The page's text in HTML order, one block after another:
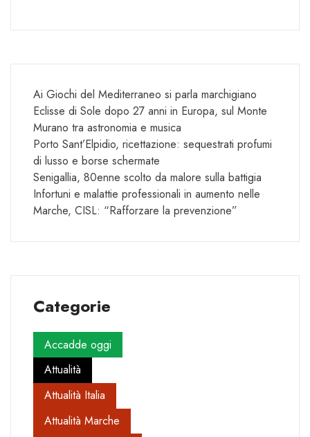
Ai Giochi del Mediterraneo si parla marchigiano
Eclisse di Sole dopo 27 anni in Europa, sul Monte
Murano tra astronomia e musica
Porto Sant’Elpidio, ricettazione: sequestrati profumi
di lusso e borse schermate
Senigallia, 80enne scolto da malore sulla battigia
Infortuni e malattie professionali in aumento nelle
Marche, CISL: “Rafforzare la prevenzione”
Categorie
Accadde oggi
Attualità
Attualità Italia
Attualità Marche